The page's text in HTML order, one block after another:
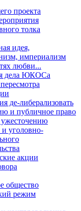
проекта
толка
идея,
империализм
любви...
дела ЮКОСа
де-либерализовать
и публичное право
и уголовно-
акции
общество
режим